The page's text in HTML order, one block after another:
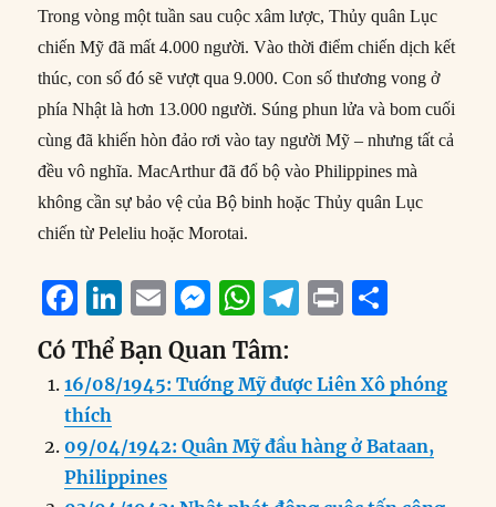
Trong vòng một tuần sau cuộc xâm lược, Thủy quân Lục
chiến Mỹ đã mất 4.000 người. Vào thời điểm chiến dịch kết
thúc, con số đó sẽ vượt qua 9.000. Con số thương vong ở
phía Nhật là hơn 13.000 người. Súng phun lửa và bom cuối
cùng đã khiến hòn đảo rơi vào tay người Mỹ – nhưng tất cả
đều vô nghĩa. MacArthur đã đổ bộ vào Philippines mà
không cần sự bảo vệ của Bộ binh hoặc Thủy quân Lục
chiến từ Peleliu hoặc Morotai.
F
a
c
e
b
o
Li
n
k
e
d
I
E
m
ai
l
M
e
ss
e
n
W
h
at
s
A
T
e
g
r
P
n
t
a
re
Có Thể Bạn Quan Tâm:
16/08/1945: Tướng Mỹ được Liên Xô phóng
thích
09/04/1942: Quân Mỹ đầu hàng ở Bataan,
Philippines